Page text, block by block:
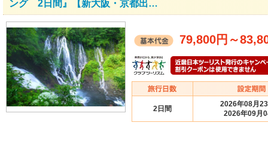
ング 2日間』【新大阪・京都出…
79,800円 ～
2日間
2026年08月
2026年09月